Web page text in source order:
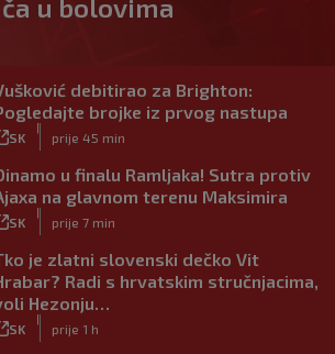
u bolovima
debitirao za Brighton:
brojke iz prvog nastupa
SK prije 45 min
u finalu Ramljaka! Sutra protiv
na glavnom terenu Maksimira
SK prije 7 min
je zlatni slovenski dečko Vit
Radi s hrvatskim stručnjacima,
Hezonju…
SK prije 1 h